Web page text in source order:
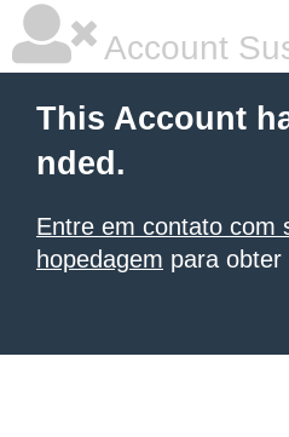
Account
This Account
nded.
Entre em contato com
hopedagem para obter